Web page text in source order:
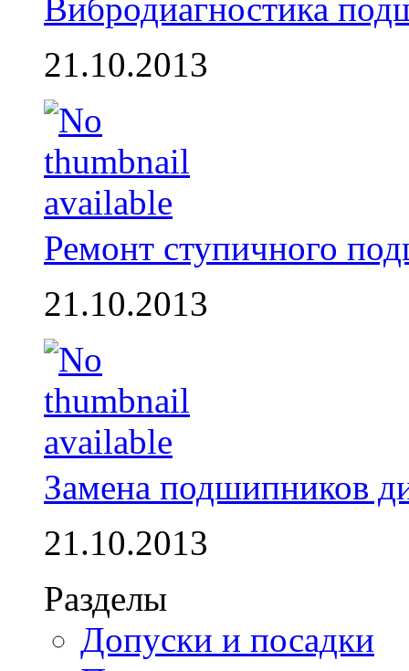
Вибродиагностика
21.10.2013
Ремонт ступичного
21.10.2013
Замена подшипников
21.10.2013
Разделы
Допуски и посадки